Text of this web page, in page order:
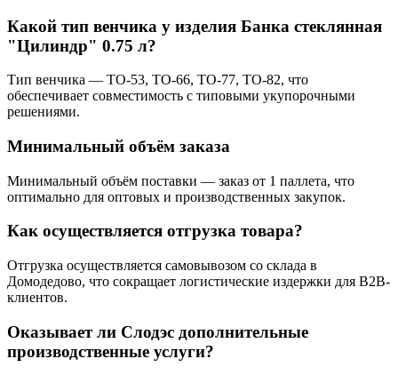
Какой тип венчика у изделия Банка стеклянная
"Цилиндр" 0.75 л?
Тип венчика — ТО-53, ТО-66, ТО-77, ТО-82, что
обеспечивает совместимость с типовыми укупорочными
решениями.
Минимальный объём заказа
Минимальный объём поставки — заказ от 1 паллета, что
оптимально для оптовых и производственных закупок.
Как осуществляется отгрузка товара?
Отгрузка осуществляется самовывозом со склада в
Домодедово, что сокращает логистические издержки для B2B-
клиентов.
Оказывает ли Слодэс дополнительные
производственные услуги?